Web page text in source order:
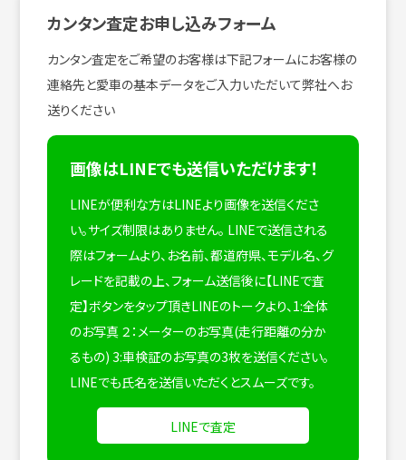
カンタン査定お申し込みフォーム
カンタン査定をご希望のお客様は下記フォームにお客様の
連絡先と愛車の基本データをご入力いただいて弊社へお
送りください
画像はLINEでも送信いただけます！
LINEが便利な方はLINEより画像を送信くださ
い。サイズ制限はありません。 LINEで送信される
際はフォームより、お名前、都道府県、モデル名、グ
レードを記載の上、フォーム送信後に【LINEで査
定】ボタンをタップ頂きLINEのトークより、1:全体
のお写真 ２：メーターのお写真(走行距離の分か
るもの) 3:車検証のお写真の3枚を送信ください。
LINEでも氏名を送信いただくとスムーズです。
LINEで査定